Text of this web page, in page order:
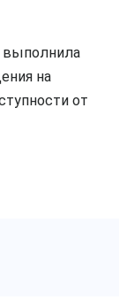
выполнила
на
от